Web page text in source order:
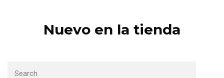
Nuevo en la tienda